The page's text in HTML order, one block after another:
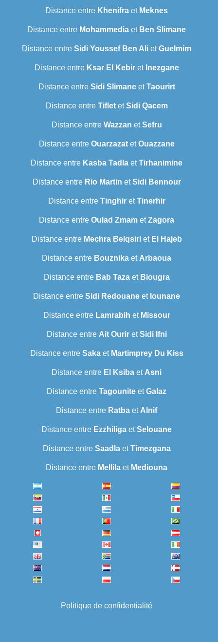
Distance entre Khenifra et Meknes
Distance entre Mohammedia et Ben Slimane
Distance entre Sidi Youssef Ben Ali etGuelmim
Distance entre Ksar El Kebiret Inezgane
Distance entre Sidi SlimaneetTaourirt
Distance entre TifletetSidi Qacem
Distance entre Wazzan etSefru
Distance entre OuarzazatetOuazzane
Distance entre Kasba Tadla etTirhanimine
Distance entre Rio Martin etSidi Bennour
Distance entre TinghiretTinerhir
Distance entre Oulad Zmam etZagora
Distance entre Mechra Belqsiriet El Hajeb
Distance entre Bouznika et Arbaoua
Distance entre Bab Tazaet Biougra
Distance entre Sidi Redouane et Iounane
Distance entre Lamrabih et Missour
Distance entre Ait OuriretSidi Ifni
Distance entre Sakaet Martimprey Du Kiss
Distance entre El Ksiba et Asni
Distance entre Tagounite etGalaz
Distance entre Ratba et Alnif
Distance entre Ezzhiliga etSelouane
Distance entre SaadlaetTimezgana
Distance entre Mellila et Mediouna
Politique de confidentialité